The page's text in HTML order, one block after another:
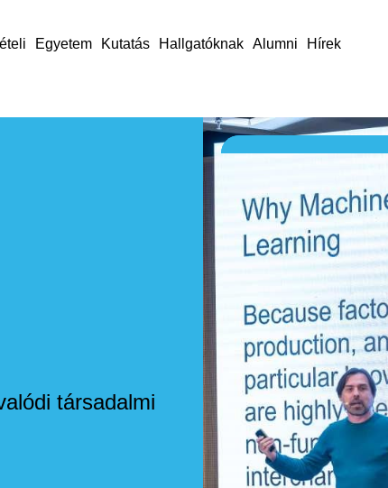
Egyetem Kutatás Hallgatóknak Alumni Hírek
társadalmi